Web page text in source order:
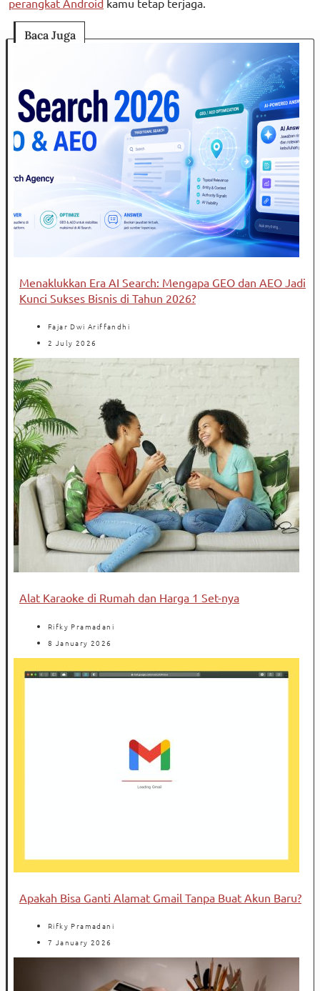
Baca Juga
Menaklukkan Era AI Search: Mengapa GEO dan AEO Jadi
Kunci Sukses Bisnis di Tahun 2026?
Fajar Dwi Ariffandhi
2 July 2026
Alat Karaoke di Rumah dan Harga 1 Set-nya
Rifky Pramadani
8 January 2026
Apakah Bisa Ganti Alamat Gmail Tanpa Buat Akun Baru?
Rifky Pramadani
7 January 2026